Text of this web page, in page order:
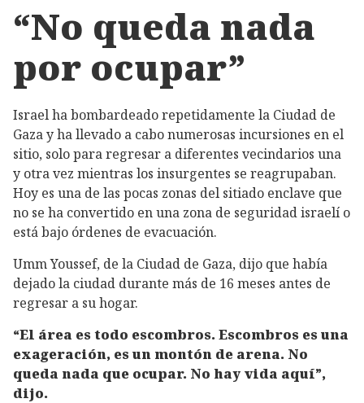
“No queda nada
por ocupar”
Israel ha bombardeado repetidamente la Ciudad de
Gaza y ha llevado a cabo numerosas incursiones en el
sitio, solo para regresar a diferentes vecindarios una
y otra vez mientras los insurgentes se reagrupaban.
Hoy es una de las pocas zonas del sitiado enclave que
no se ha convertido en una zona de seguridad israelí o
está bajo órdenes de evacuación.
Umm Youssef, de la Ciudad de Gaza, dijo que había
dejado la ciudad durante más de 16 meses antes de
regresar a su hogar.
“El área es todo escombros. Escombros es una
exageración, es un montón de arena. No
queda nada que ocupar. No hay vida aquí”,
dijo.